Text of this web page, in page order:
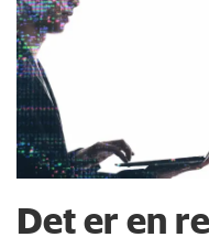
Det er en